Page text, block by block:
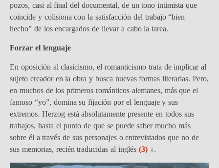
pozos, casi al final del documental, de un tono intimista que
coincide y colisiona con la satisfacción del trabajo “bien
hecho” de los encargados de llevar a cabo la tarea.
Forzar el lenguaje
En oposición al clasicismo, el romanticismo trata de implicar al
sujeto creador en la obra y busca nuevas formas literarias. Pero,
en muchos de los primeros románticos alemanes, más que el
famoso “yo”, domina su fijación por el lenguaje y sus
extremos. Herzog está absolutamente presente en todos sus
trabajos, hasta el punto de que se puede saber mucho más
sobre él a través de sus personajes o entrevistados que no de
sus memorias, recién traducidas al inglés (3)↓.